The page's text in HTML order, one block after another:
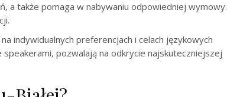
a także pomaga w nabywaniu odpowiedniej wymowy.
indywidualnych preferencjach i celach językowych
pozwalają na odkrycie najskuteczniejszej